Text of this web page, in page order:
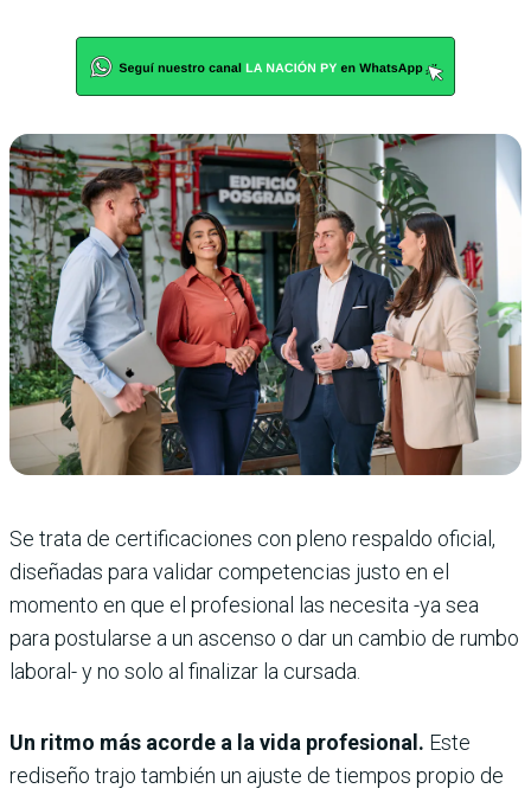
Se trata de certificaciones con pleno respaldo oficial,
diseñadas para validar competencias justo en el
momento en que el profesional las necesita -ya sea
para postularse a un ascenso o dar un cambio de rumbo
laboral- y no solo al finalizar la cursada.
Un ritmo más acorde a la vida profesional. Este
rediseño trajo también un ajuste de tiempos propio de